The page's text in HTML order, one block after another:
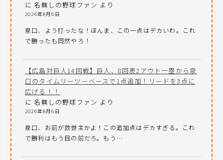
に名無しの野球ファン より
2026年8月6日
泉口、よう打ったな！ほんま、この一点はデカいわ。これ
で勝ったも同然やろ！
【広島対巨人14回戦】巨人、8回表2アウト一塁から泉
口のタイムリーツーベースで1点追加！リードを3点に
広げる！！
に名無しの野球ファン より
2026年8月6日
泉口、お前が救世主かよ！この追加点はデカすぎる。これ
で勝利はもう目の前だろ。もう…